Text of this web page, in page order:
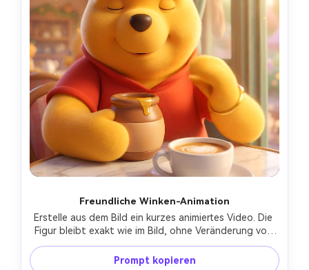
Freundliche Winken-Animation
Erstelle aus dem Bild ein kurzes animiertes Video. Die
Figur bleibt exakt wie im Bild, ohne Veränderung von
Gesicht, Körperproportionen oder Stil. Füge eine klare,
aber sanfte Winkbewegung hinzu: Die Figur hebt
Prompt kopieren